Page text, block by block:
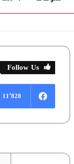
Follow Us
11٬828